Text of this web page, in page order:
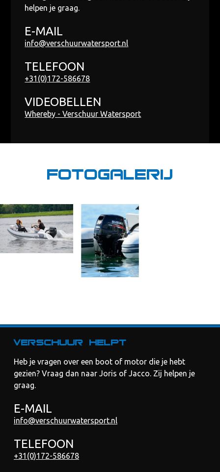
helpen je graag.
E-MAIL
info@verschuurwatersport.nl
TELEFOON
+31(0)172-586678
VIDEOBELLEN
Whereby - Verschuur Watersport
Fotogalerij
Verschuur helpt
Heb je vragen over een boot of motor die je hebt
gezien? Vraag dan naar Joris of Jacco. Zij helpen je
graag.
E-MAIL
info@verschuurwatersport.nl
TELEFOON
+31(0)172-586678